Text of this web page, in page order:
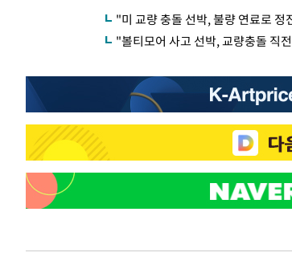
"미 교량 충돌 선박, 불량 연료로
"볼티모어 사고 선박, 교량충돌 직